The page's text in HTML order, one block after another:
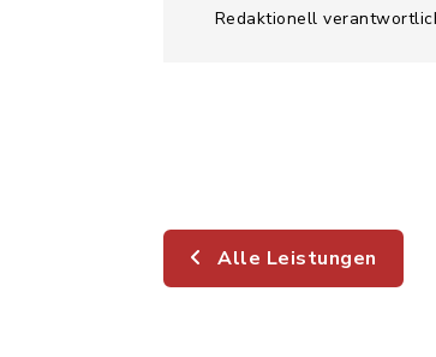
Redaktionell
Alle Leistungen